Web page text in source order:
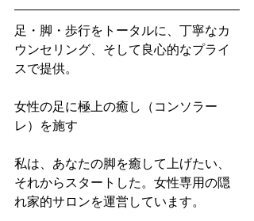
足・脚・歩行をトータルに、丁寧なカ
ウンセリング、そして良心的なプライ
スで提供。
女性の足に極上の癒し（コンソラー
レ）を施す
私は、あなたの脚を癒して上げたい、
それからスタートした。女性専用の隠
れ家的サロンを運営しています。